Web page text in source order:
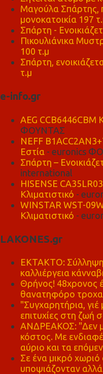
Μαγούλα Σπάρτης,
μονοκατοικία 197
Σπάρτη -
Πικουλιάνικα
100 τ.μ
Σπάρτη,
τ.μ
e-info.gr
AEG CCB6446CBM
ΦΟΥΝΤΑΣ
NEFF
Εστία - euronics
Σπάρτη –
international
HISENSE
Κλιματιστικό -
WINSTAR WST-
Κλιματιστικό -
LAKONES.gr
ΕΚΤΑΚΤΟ: Σύλληψη
καλλιέργεια
Θρήνος! 48χρονος
θανατηφόρο
"Συγχαρητήρια,
επιτυχίες στη ζωή
ΑΝΔΡΕΑΚΟΣ: "Δεν
κόστος. Με
αύριο και τα
Σε ένα μικρό
υποψιάζονταν